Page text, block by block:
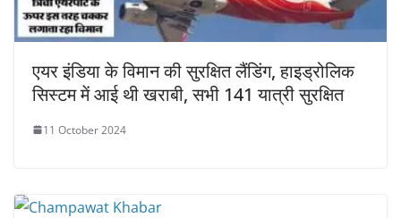
एयर इंडिया के विमान की सुरक्षित लैंडिंग, हाइड्रोलिक
सिस्टम में आई थी खराबी, सभी 141 यात्री सुरक्षित
11 October 2024